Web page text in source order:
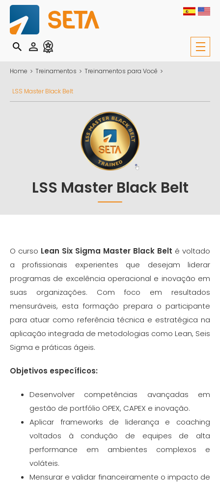
Home Treinamentos Treinamentos para Você
LSS Master Black Belt
LSS Master Black Belt
O curso Lean Six Sigma Master Black Belt é voltado
a profissionais experientes que desejam liderar
programas de excelência operacional e inovação em
suas organizações. Com foco em resultados
mensuráveis, esta formação prepara o participante
para atuar como referência técnica e estratégica na
aplicação integrada de metodologias como Lean, Seis
Sigma e práticas ágeis.
Objetivos específicos:
Desenvolver competências avançadas em
gestão de portfólio OPEX, CAPEX e inovação.
Aplicar frameworks de liderança e coaching
voltados à condução de equipes de alta
performance em ambientes complexos e
voláteis.
Mensurar e validar financeiramente o impacto de